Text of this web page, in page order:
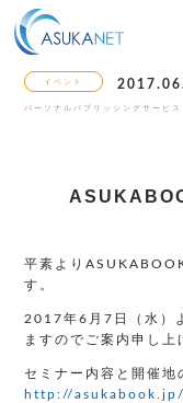
イベント
パーソナルパブリッシングサービス
平素より
す。
2017年6月7日（水）
ますのでご案内申し上
セミナー内容と開催地
http://